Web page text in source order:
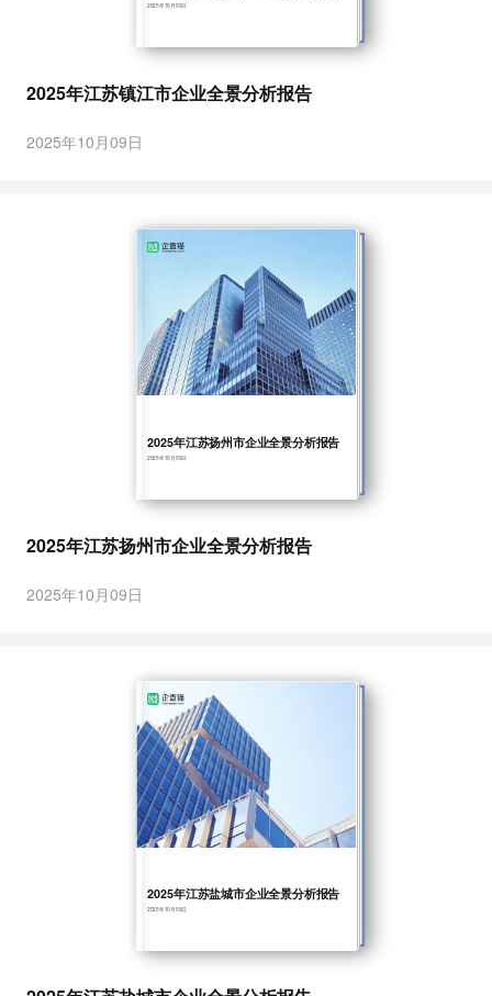
2025年10月09日
2025年江苏镇江市企业全景分析报告
2025年10月09日
2025年江苏扬州市企业全景分析报告
2025年10月09日
2025年江苏扬州市企业全景分析报告
2025年10月09日
2025年江苏盐城市企业全景分析报告
2025年10月09日